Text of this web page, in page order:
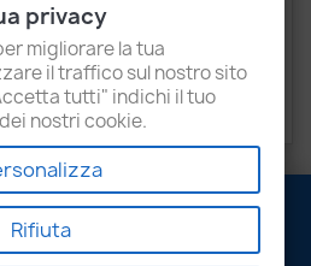
2.0 Tdi

privacy
migliorare la tua
il traffico sul nostro sito
tutti" indichi il tuo
nostri cookie.
Rifiuta